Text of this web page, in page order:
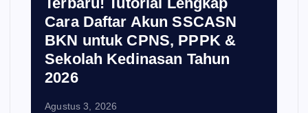
Cara Daftar Akun SSCASN
BKN untuk CPNS, PPPK &
Sekolah Kedinasan Tahun
2026
Agustus 3, 2026